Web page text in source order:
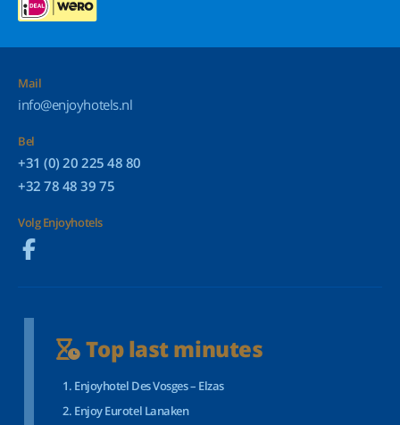
Mail
info@enjoyhotels.nl
Bel
+31 (0) 20 225 48 80
+32 78 48 39 75
Volg Enjoyhotels
Top last minutes
Enjoyhotel Des Vosges – Elzas
Enjoy Eurotel Lanaken